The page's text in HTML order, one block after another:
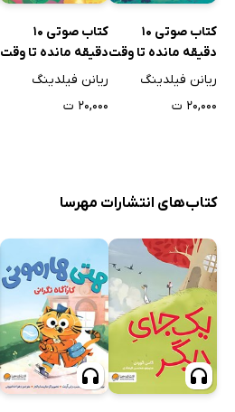
کتاب صوتی 10
دقیقه مانده تا وقت
خواب دایناسور
ریانن فیلدینگ
۲۰,۰۰۰ ت
کتاب صوتی 10
دقیقه مانده تا وقت
خواب پری کوچولو
ریانن فیلدینگ
۲۰,۰۰۰ ت
کتاب‌های انتشارات مهرسا